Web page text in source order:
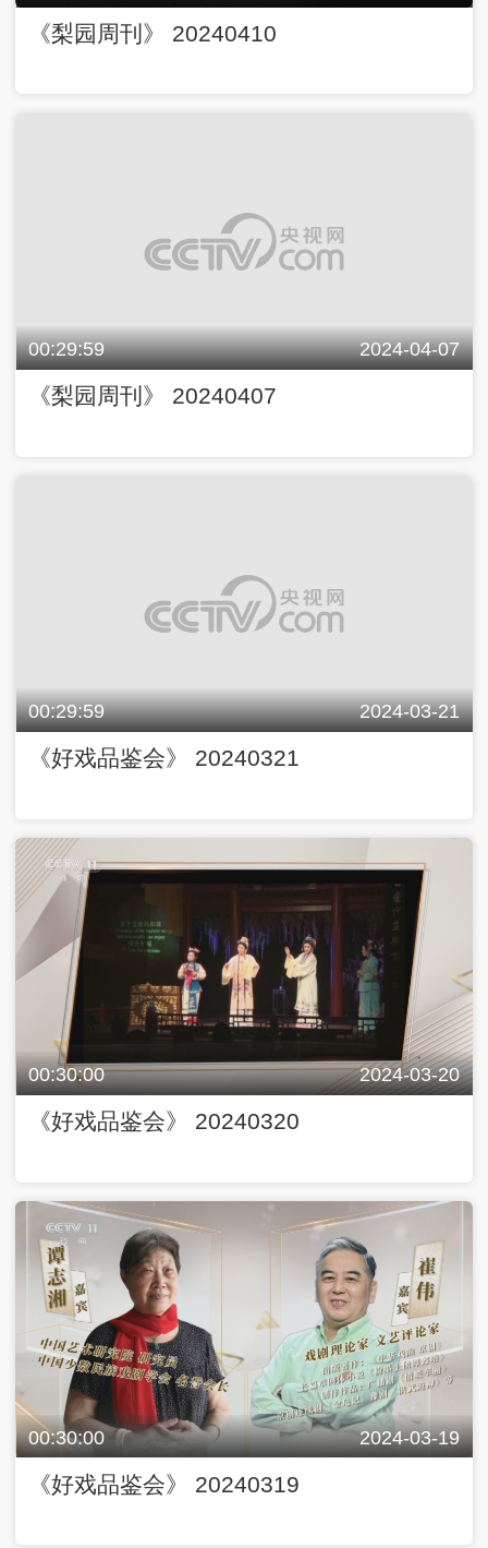
《梨园周刊》 20240410
00:29:59 2024-04-07
《梨园周刊》 20240407
00:29:59 2024-03-21
《好戏品鉴会》 20240321
00:30:00 2024-03-20
《好戏品鉴会》 20240320
00:30:00 2024-03-19
《好戏品鉴会》 20240319